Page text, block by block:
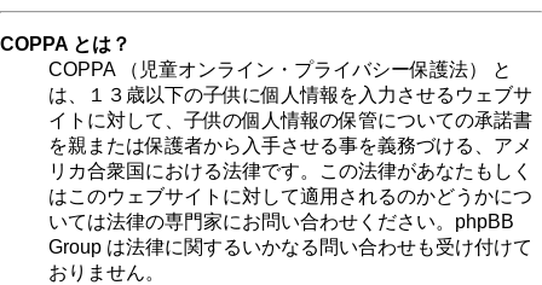
COPPA とは？
COPPA （児童オンライン・プライバシー保護法） と
は、１３歳以下の子供に個人情報を入力させるウェブサ
イトに対して、子供の個人情報の保管についての承諾書
を親または保護者から入手させる事を義務づける、アメ
リカ合衆国における法律です。この法律があなたもしく
はこのウェブサイトに対して適用されるのかどうかにつ
いては法律の専門家にお問い合わせください。phpBB
Group は法律に関するいかなる問い合わせも受け付けて
おりません。